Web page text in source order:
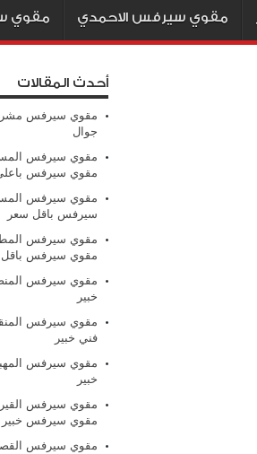
مقوي سيرفس الاحمدي مقوي
أحدث المقالات
جوال
مقوي سيرفس
سيرفس باقل سعر
مقوي سيرفس باقل
خبير
فني خبير
خبير
مقوي سيرفس خبير